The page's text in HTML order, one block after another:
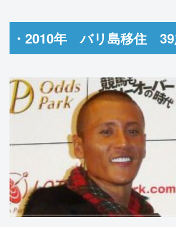
・2010年 バリ島移住